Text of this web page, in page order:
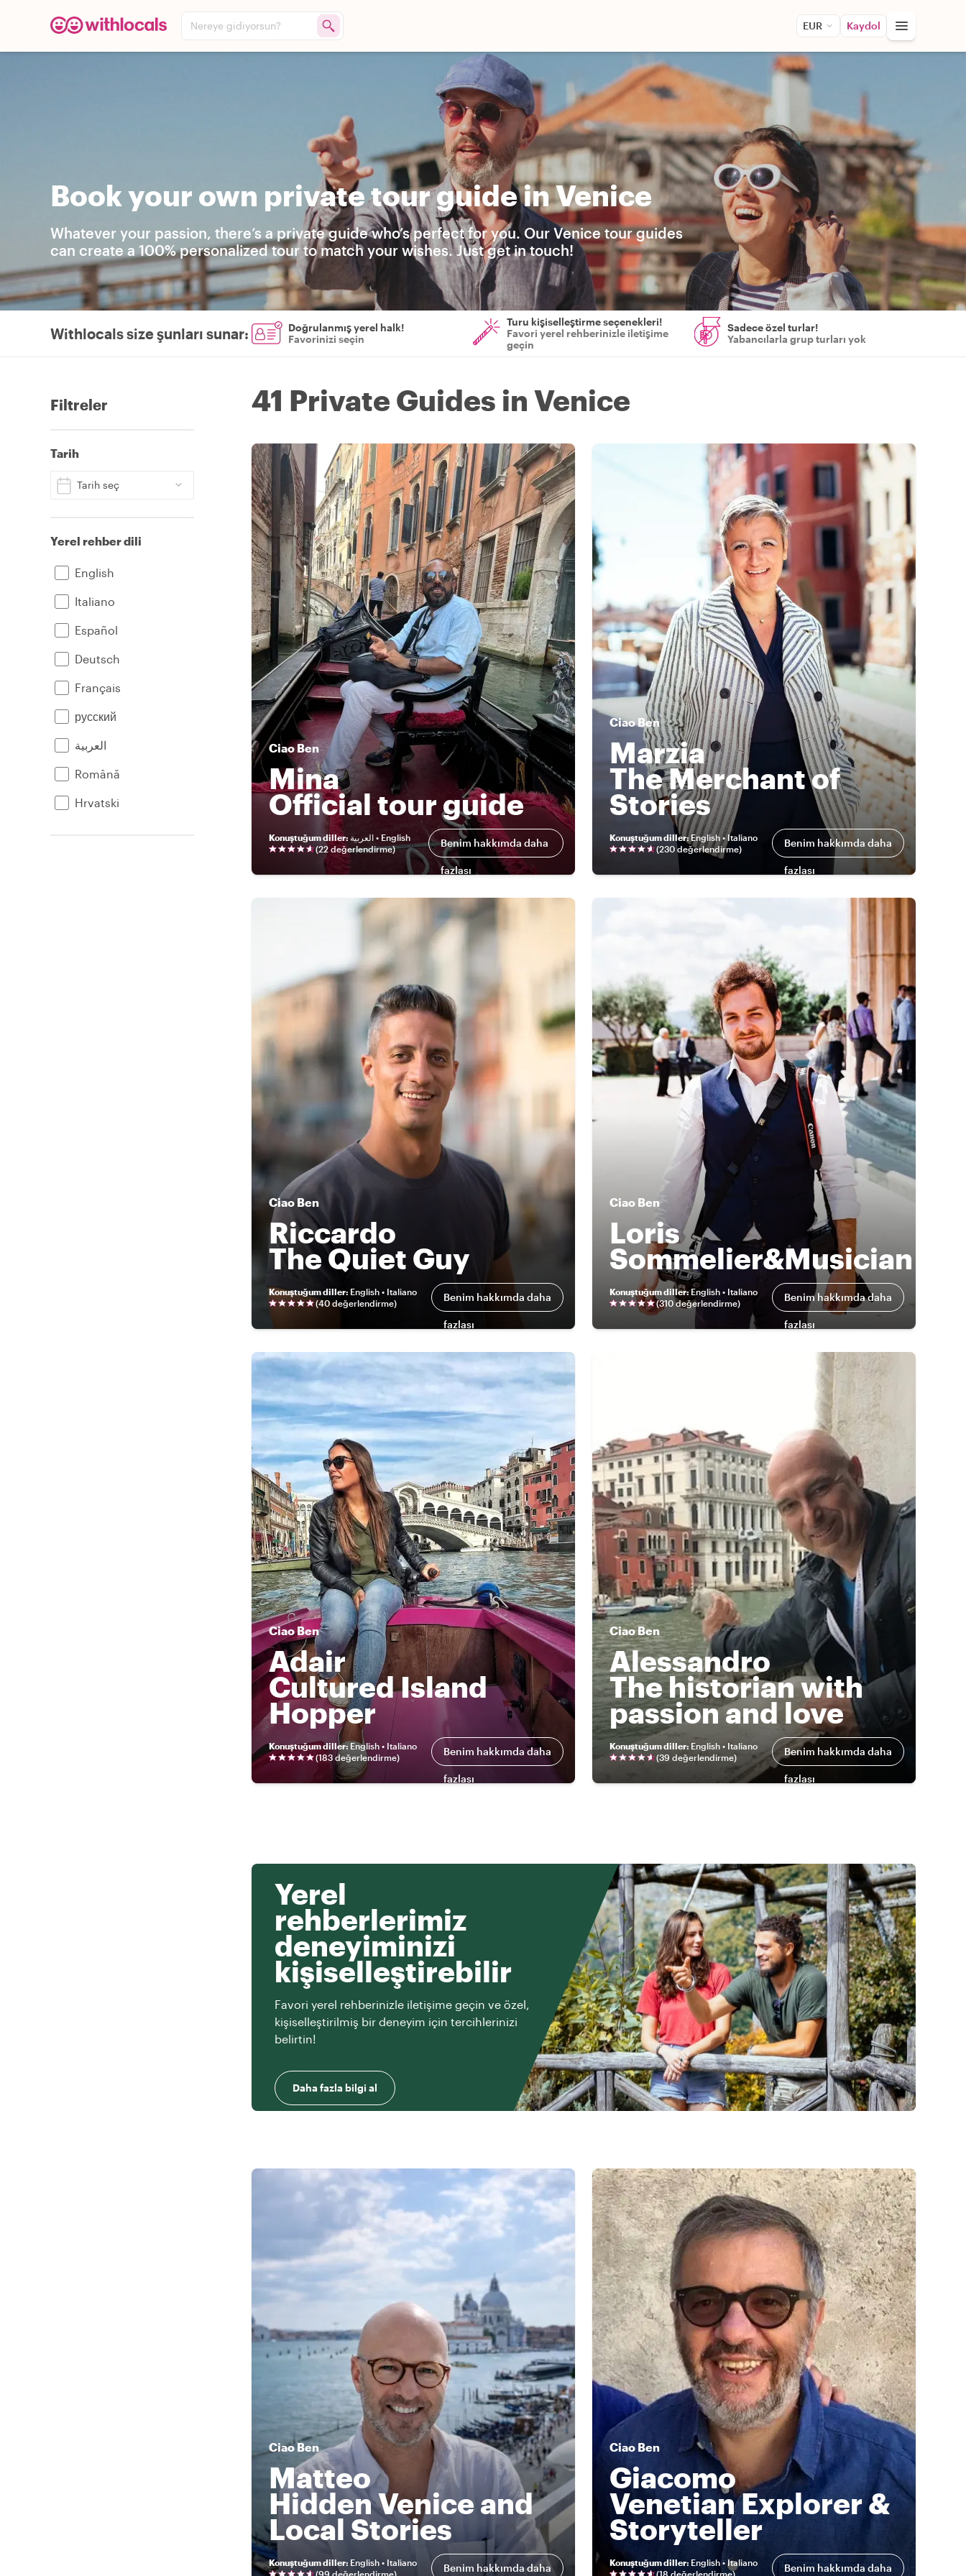
Nereye gidiyorsun? EUR Kaydol
Book your own private tour guide in Venice
Whatever your passion, there’s a private guide who’s perfect for you. Our Venice tour guides
can create a 100% personalized tour to match your wishes. Just get in touch!
Withlocals size şunları sunar:
Doğrulanmış yerel halk!
Favorinizi seçin
Turu kişiselleştirme seçenekleri!
Favori yerel rehberinizle iletişime
geçin
Sadece özel turlar!
Yabancılarla grup turları yok
Filtreler
Tarih
Tarih seç
Yerel rehber dili
English
Italiano
Español
Deutsch
Français
русский
العربية
Română
Hrvatski
41 Private Guides in Venice
CiaoBen
Mina
Official tour guide
Konuştuğum diller:
العربية • English
(22 değerlendirme) Benim hakkımda daha
fazlası
CiaoBen
Marzia
The Merchant of
Stories
Konuştuğum diller: English • Italiano
(230 değerlendirme) Benim hakkımda daha
fazlası
CiaoBen
Riccardo
The Quiet Guy
Konuştuğum diller: English • Italiano
(40 değerlendirme) Benim hakkımda daha
fazlası
Ciao Ben
Loris
Sommelier&Musician
Konuştuğum diller:English • Italiano
(310 değerlendirme) Benim hakkımda daha
fazlası
CiaoBen
Adair
Cultured Island
Hopper
Konuştuğum diller: English • Italiano
(183 değerlendirme) Benim hakkımda daha
fazlası
CiaoBen
Alessandro
The historian with
passion and love
Konuştuğum diller: English • Italiano
(39 değerlendirme) Benim hakkımda daha
fazlası
Yerel
rehberlerimiz
deneyiminizi
kişiselleştirebilir
Favori yerel rehberinizle iletişime geçin ve özel,
kişiselleştirilmiş bir deneyim için tercihlerinizi
belirtin!
Daha fazla bilgi al
CiaoBen
Matteo
Hidden Venice and
Local Stories
Konuştuğum diller: English • Italiano
(99 değerlendirme) Benim hakkımda daha
Ciao Ben
Giacomo
Venetian Explorer &
Storyteller
Konuştuğum diller: English • Italiano
(18 değerlendirme) Benim hakkımda daha